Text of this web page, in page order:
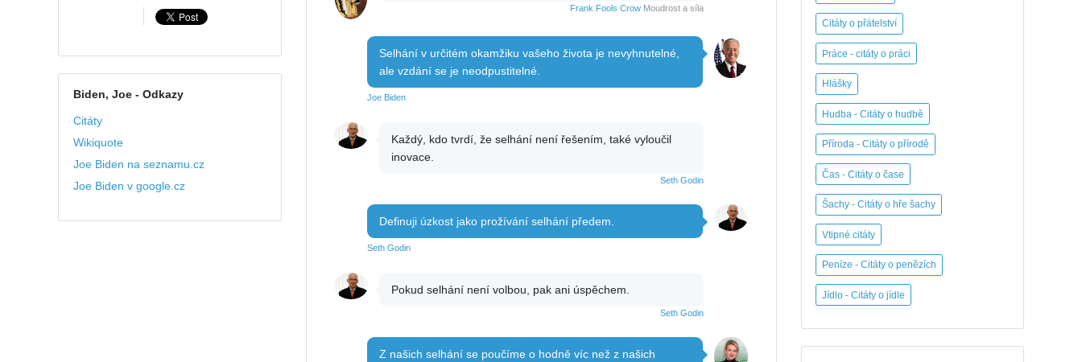
Biden, Joe- Odkazy
Citáty
Wikiquote
Joe Biden na seznamu.cz
Joe Biden v google.cz
Frank Fools CrowMoudrost a síla
Selhání v určitém okamžiku vašeho života je nevyhnutelné,
ale vzdání se je neodpustitelné.
Joe Biden
Každý, kdo tvrdí, že selhání není řešením, také vyloučil
inovace.
Seth Godin
Definuji úzkost jako prožívání selhání předem.
Seth Godin
Pokud selhání není volbou, pak ani úspěchem.
Seth Godin
Z našich selhání se poučíme o hodně víc než z našich
Citáty o přátelství
Práce - citáty o práci
Hlášky
Hudba - Citáty o hudbě
Příroda - Citáty o přírodě
Čas - Citáty o čase
Šachy - Citáty o hře šachy
Vtipné citáty
Peníze - Citáty o penězích
Jídlo - Citáty o jídle